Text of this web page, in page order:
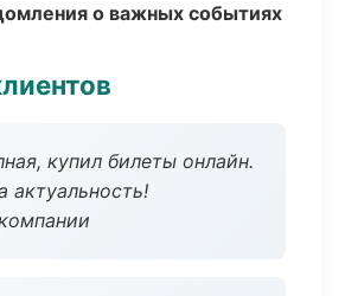
о важных событиях
купил билеты онлайн.
актуальность!